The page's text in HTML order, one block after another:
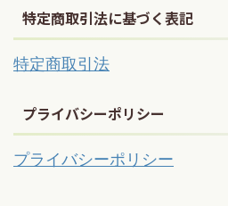
特定商取引法に基づく表記
特定商取引法
プライバシーポリシー
プライバシーポリシー